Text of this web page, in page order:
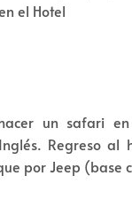
el Hotel
un safari
Regreso al
por Jeep (base